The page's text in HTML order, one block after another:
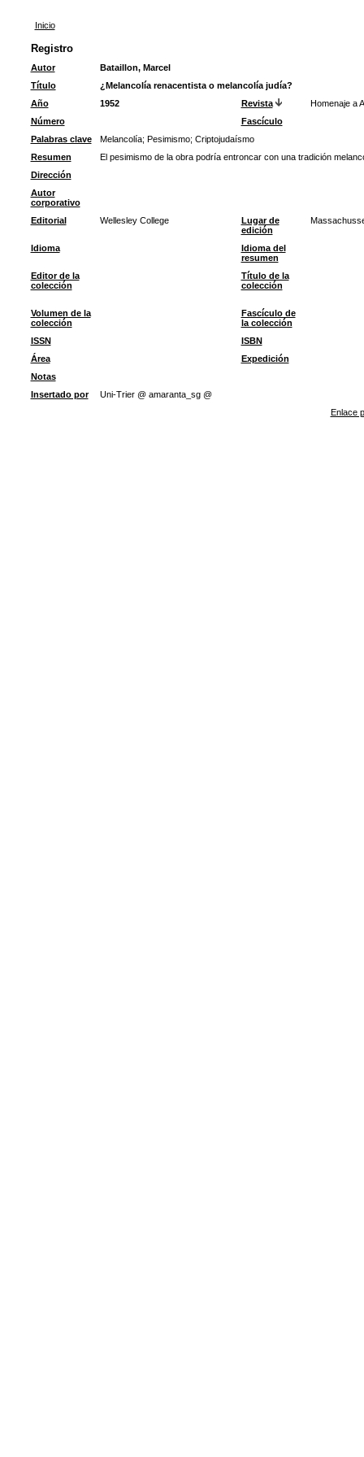
Inicio
Registro
Autor
Bataillon, Marcel
Título
¿Melancolía renacentista o melancolía judía?
Año
1952 Revista
Homenaje a
Número
Fascículo
Palabras clave
Melancolía; Pesimismo; Criptojudaísmo
Resumen
El pesimismo de la obra podría entroncar con una tradición
Dirección
Autor
corporativo
Editorial
Wellesley College
Lugar de
edición
Idioma
Idioma del
resumen
Editor de la
colección
Título de la
colección
Volumen de la
colección
Fascículo de
la colección
ISSN
ISBN
Área
Expedición
Notas
Insertado por
Uni-Trier @ amaranta_sg @
Enlace